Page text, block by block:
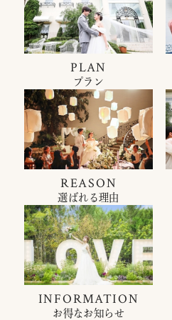
PLAN
プラン
REASON
選ばれる理由
INFORMATION
お得なお知らせ